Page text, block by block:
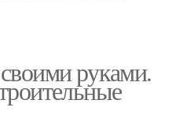
руками.